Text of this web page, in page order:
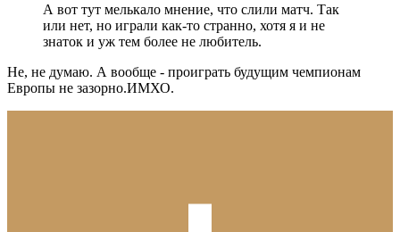
А вот тут мелькало мнение, что слили матч. Так
или нет, но играли как-то странно, хотя я и не
знаток и уж тем более не любитель.
Не, не думаю. А вообще - проиграть будущим чемпионам
Европы не зазорно.ИМХО.